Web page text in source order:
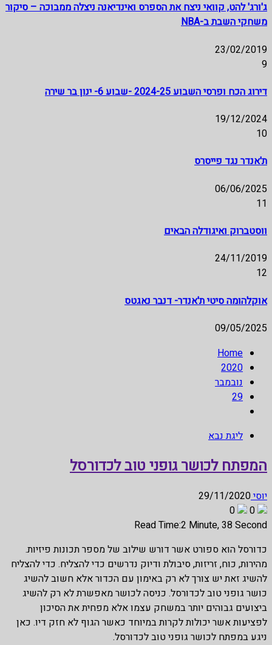
ג'ורג' להט, קוואי ניצח את הספרס ואינדיאנה ניצלה ממבוכה – סיקור
משחקי השבת ב-NBA
23/02/2019
9
דירוג הכח ופרסי השבוע 2024-25 -שבוע 6- ינון בר שירה
19/12/2024
10
ת'אנדר נגד פייסרס
06/06/2025
11
ווסטברוק ואיגודלה הבאים
24/11/2019
12
אוקלהומה סיטי ת'אנדר- דנבר נאגטס
09/05/2025
Home
2020
נובמבר
29
ליגת נבא
המפתח לכושר גופני טוב לכדורסל
יוסי29/11/2020
0
0
Read Time:2 Minute, 38 Second
כדורסל הוא ספורט אשר דורש שילוב של מספר תכונות פיזיות.
מהירות, כוח, זריזות, סיבולת ודיוק נדרשים כדי להצליח. כדי להצליח
להשיג זאת יש צורך לא רק באימון עם הכדור אלא חשוב להשיג
כושר גופני טוב לכדורסל. כניסה לכושר מאפשרת לא רק להשיג
ביצועים גבוהים יותר במשחק עצמו אלא מפחית את הסיכון
לפציעות אשר יכולות לקרות במיוחד כאשר הגוף לא חזק דיו. כאן
ניגע במפתח לכושר גופני טוב לכדורסל.